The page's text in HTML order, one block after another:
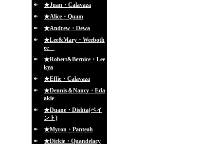
★Juan・Calavaza
★Alice・Quam
★Andrew・Dewa
★Lee&Mary・Weeboth
ee
★Robert&Bernice・Lee
kya
★Effie・Calavaza
★Dennis＆Nancy・Eda
akie
★Duane・Dishta(ペイ
ント)
★Myron・Panteah
★Dickie・Quandelacy